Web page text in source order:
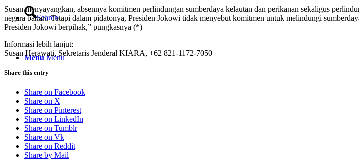
Search
Menu Menu
Susan menyayangkan, absennya komitmen perlindungan sumberdaya kelautan dan perikanan sekaligus
negara bahari. Tetapi dalam pidatonya, Presiden Jokowi tidak menyebut komitmen untuk melindungi
Presiden Jokowi berpihak,” pungkasnya (*)
Informasi lebih lanjut:
Susan Herawati, Sekretaris Jenderal KIARA, +62 821-1172-7050
Share this entry
Share on Facebook
Share on X
Share on Pinterest
Share on LinkedIn
Share on Tumblr
Share on Vk
Share on Reddit
Share by Mail